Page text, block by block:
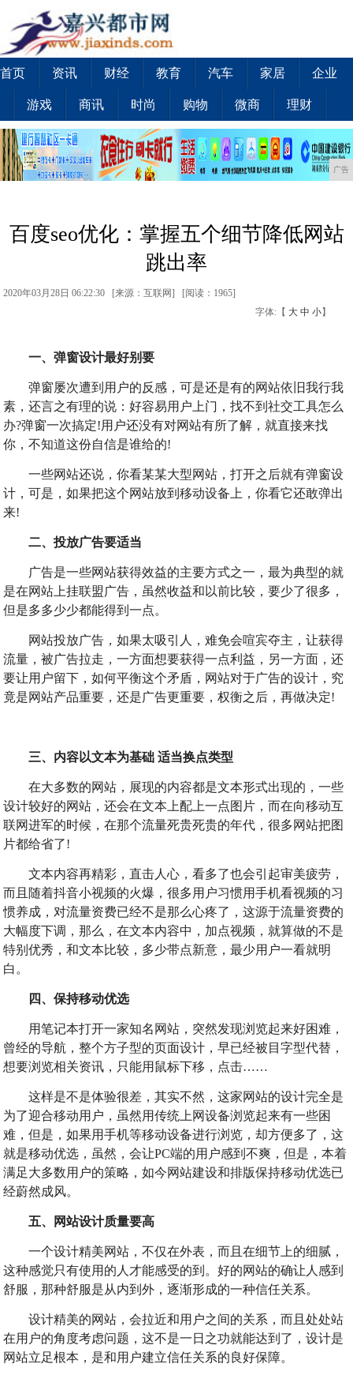
首页 资讯 财经 教育 汽车 家居 企业
游戏 商讯 时尚 购物 微商 理财
广告
百度seo优化：掌握五个细节降低网站
跳出率
2020年03月28日 06:22:30 [来源：互联网] [阅读：1965]
字体:【 大 中 小】
一、弹窗设计最好别要
弹窗屡次遭到用户的反感，可是还是有的网站依旧我行我
素，还言之有理的说：好容易用户上门，找不到社交工具怎么
办?弹窗一次搞定!用户还没有对网站有所了解，就直接来找
你，不知道这份自信是谁给的!
一些网站还说，你看某某大型网站，打开之后就有弹窗设
计，可是，如果把这个网站放到移动设备上，你看它还敢弹出
来!
二、投放广告要适当
广告是一些网站获得效益的主要方式之一，最为典型的就
是在网站上挂联盟广告，虽然收益和以前比较，要少了很多，
但是多多少少都能得到一点。
网站投放广告，如果太吸引人，难免会喧宾夺主，让获得
流量，被广告拉走，一方面想要获得一点利益，另一方面，还
要让用户留下，如何平衡这个矛盾，网站对于广告的设计，究
竟是网站产品重要，还是广告更重要，权衡之后，再做决定!
三、内容以文本为基础 适当换点类型
在大多数的网站，展现的内容都是文本形式出现的，一些
设计较好的网站，还会在文本上配上一点图片，而在向移动互
联网进军的时候，在那个流量死贵死贵的年代，很多网站把图
片都给省了!
文本内容再精彩，直击人心，看多了也会引起审美疲劳，
而且随着抖音小视频的火爆，很多用户习惯用手机看视频的习
惯养成，对流量资费已经不是那么心疼了，这源于流量资费的
大幅度下调，那么，在文本内容中，加点视频，就算做的不是
特别优秀，和文本比较，多少带点新意，最少用户一看就明
白。
四、保持移动优选
用笔记本打开一家知名网站，突然发现浏览起来好困难，
曾经的导航，整个方子型的页面设计，早已经被目字型代替，
想要浏览相关资讯，只能用鼠标下移，点击……
这样是不是体验很差，其实不然，这家网站的设计完全是
为了迎合移动用户，虽然用传统上网设备浏览起来有一些困
难，但是，如果用手机等移动设备进行浏览，却方便多了，这
就是移动优选，虽然，会让PC端的用户感到不爽，但是，本着
满足大多数用户的策略，如今网站建设和排版保持移动优选已
经蔚然成风。
五、网站设计质量要高
一个设计精美网站，不仅在外表，而且在细节上的细腻，
这种感觉只有使用的人才能感受的到。好的网站的确让人感到
舒服，那种舒服是从内到外，逐渐形成的一种信任关系。
设计精美的网站，会拉近和用户之间的关系，而且处处站
在用户的角度考虑问题，这不是一日之功就能达到了，设计是
网站立足根本，是和用户建立信任关系的良好保障。